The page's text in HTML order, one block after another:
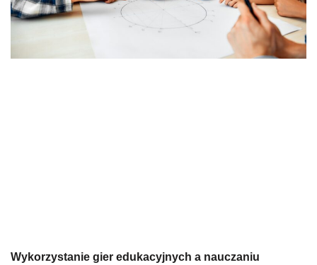
Wykorzystanie gier edukacyjnych a nauczaniu